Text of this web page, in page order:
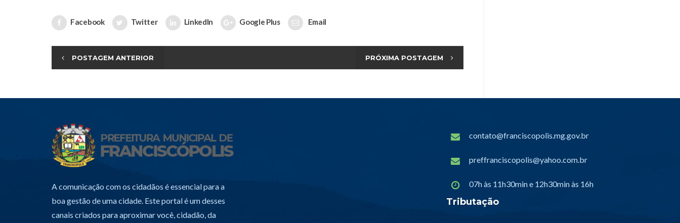
Facebook Twitter LinkedIn Google Plus Email
POSTAGEM ANTERIOR PRÓXIMA POSTAGEM
A comunicação com os cidadãos é essencial para a
boa gestão de uma cidade. Este portal é um desses
canais criados para aproximar você, cidadão, da
contato@franciscopolis.mg.gov.br
preffranciscopolis@yahoo.com.br
07h às 11h30min e 12h30min às 16h
Tributação